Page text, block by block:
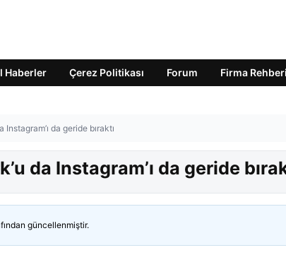
Haberler Çerez Politikası Forum Firma Rehberi
da geride bıraktı
da Instagram’ı da geride
güncellenmiştir.